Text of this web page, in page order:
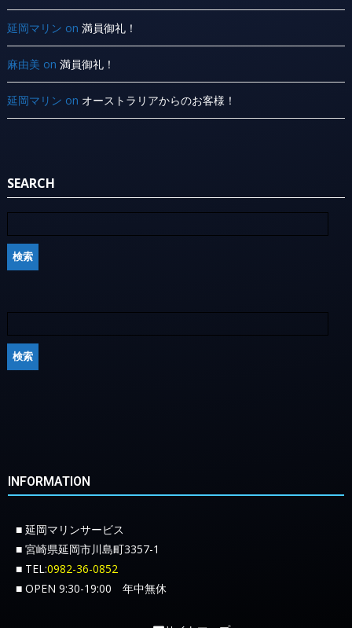
延岡マリン on 満員御礼！
麻由美 on 満員御礼！
延岡マリン on オーストラリアからのお客様！
SEARCH
INFORMATION
■ 延岡マリンサービス
■ 宮崎県延岡市川島町3357-1
■ TEL:0982-36-0852
■ OPEN 9:30-19:00 年中無休